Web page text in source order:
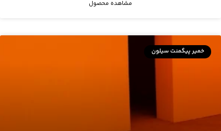
مشاهده محصول
خمیر پیگمنت سیلون